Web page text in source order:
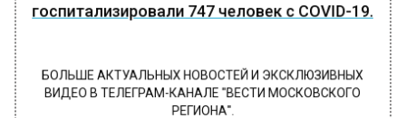
госпитализировали 747 человек с COVID-19.
БОЛЬШЕ АКТУАЛЬНЫХ НОВОСТЕЙ И ЭКСКЛЮЗИВНЫХ
ВИДЕО В ТЕЛЕГРАМ-КАНАЛЕ "ВЕСТИ МОСКОВСКОГО
РЕГИОНА".